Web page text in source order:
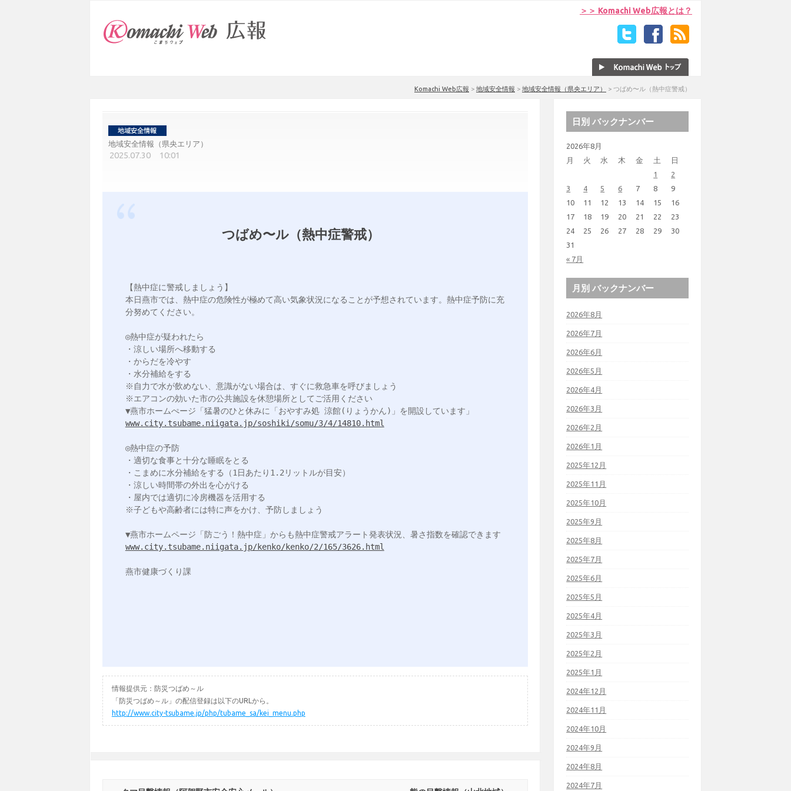
＞＞ Komachi Web広報とは？
Komachi Web広報 > 地域安全情報 > 地域安全情報（県央エリア） > つばめ〜ル（熱中症警戒）
地域安全情報（県央エリア）
2025.07.30 10:01
つばめ〜ル（熱中症警戒）
【熱中症に警戒しましょう】
本日燕市では、熱中症の危険性が極めて高い気象状況になることが予想されています。熱中症予防に充
分努めてください。
◎熱中症が疑われたら
・涼しい場所へ移動する
・からだを冷やす
・水分補給をする
※自力で水が飲めない、意識がない場合は、すぐに救急車を呼びましょう
※エアコンの効いた市の公共施設を休憩場所としてご活用ください
www.city.tsubame.niigata.jp/soshiki/somu/3/4/14810.html
◎熱中症の予防
・適切な食事と十分な睡眠をとる
・こまめに水分補給をする（1日あたり1.2リットルが目安）
・涼しい時間帯の外出を心がける
・屋内では適切に冷房機器を活用する
※子どもや高齢者には特に声をかけ、予防しましょう
www.city.tsubame.niigata.jp/kenko/kenko/2/165/3626.html
燕市健康づくり課
情報提供元：防災つばめ～ル
「防災つばめ～ル」の配信登録は以下のURLから。
http://www.city-tsubame.jp/php/tubame_sa/kei_menu.php
日別 バックナンバー
2026年8月
月
火 水 木 金 土 日
« 7月
1
2
3
4 5 6 7 8
9
10
11 12 13 14 15
16
17
18 19 20 21 22
23
24
25 26 27 28 29
30
31
月別 バックナンバー
2026年8月
2026年7月
2026年6月
2026年5月
2026年4月
2026年3月
2026年2月
2026年1月
2025年12月
2025年11月
2025年10月
2025年9月
2025年8月
2025年7月
2025年6月
2025年5月
2025年4月
2025年3月
2025年2月
2025年1月
2024年12月
2024年11月
2024年10月
2024年9月
2024年8月
2024年7月